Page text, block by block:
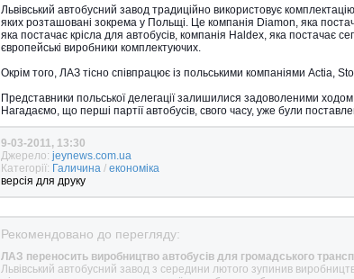
Львівський автобусний завод традиційно використовує
яких розташовані зокрема у Польщі. Це компанія Diamon, яка
яка постачає крісла для автобусів, компанія Haldex, яка постачає
європейські виробники комплектуючих.
Окрім того, ЛАЗ тісно співпрацює із польськими компаніями Actia,
Представники польської делегації залишилися задоволеними
Нагадаємо, що перші партії автобусів, свого часу, уже були
9-03-2011, 13:30
Джерело: jeynews.com.ua
Категорії: Галичина / економіка
версія для друку
Рекомендовано до перегляду:
ЛАЗ переносить виробництво автобусів для громадського
Львівський автобусний завод з середини лютого зупинив